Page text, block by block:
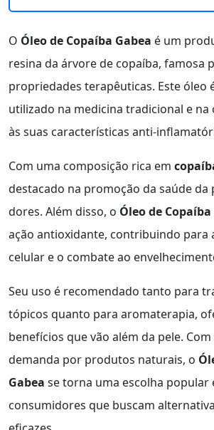
O Óleo de Copaíba Gabea é um
resina da árvore de copaíba, famosa
propriedades terapêuticas. Este óleo
utilizado na medicina tradicional e na
às suas características anti-
Com uma composição rica em
destacado na promoção da saúde da
dores. Além disso, o Óleo de Copaíba
ação antioxidante, contribuindo para
celular e o combate ao
Seu uso é recomendado tanto para
tópicos quanto para aromaterapia,
benefícios que vão além da pele.
demanda por produtos naturais, o
Gabea se torna uma escolha popular
consumidores que buscam